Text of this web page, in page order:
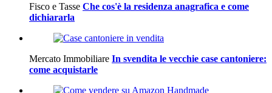
Fisco e Tasse Che cos'è la residenza anagrafica e come
dichiararla
Mercato Immobiliare In svendita le vecchie case cantoniere:
come acquistarle